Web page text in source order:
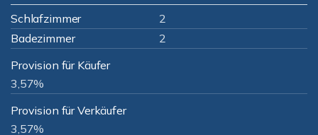
Schlafzimmer
2
Badezimmer
2
Provision für Käufer
3,57%
Provision für Verkäufer
3,57%